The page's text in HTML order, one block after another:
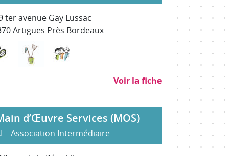
ter avenue Gay Lussac
Artigues Près Bordeaux
Evénementiel, animation, tourisme, culture et sport
Nettoyage, propreté (hors SAP)
Voir la fiche
d’Œuvre Services (MOS)
– Association Intermédiaire